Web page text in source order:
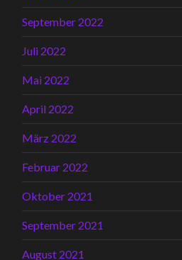
September 2022
Juli 2022
Mai 2022
April 2022
März 2022
Februar 2022
Oktober 2021
September 2021
August 2021